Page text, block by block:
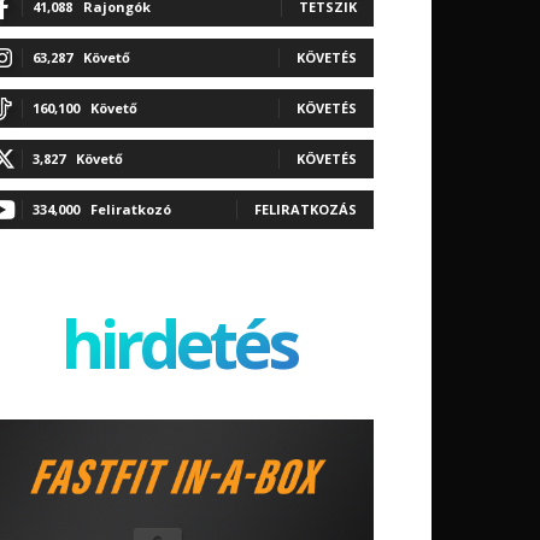
41,088 Rajongók TETSZIK
63,287 Követő KÖVETÉS
160,100 Követő KÖVETÉS
3,827 Követő KÖVETÉS
334,000 Feliratkozó FELIRATKOZÁS
hirdetés